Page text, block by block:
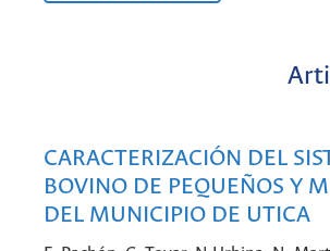
CARACTERIZACIÓN DEL
BOVINO DE PEQUEÑOS Y
DEL MUNICIPIO DE UTICA